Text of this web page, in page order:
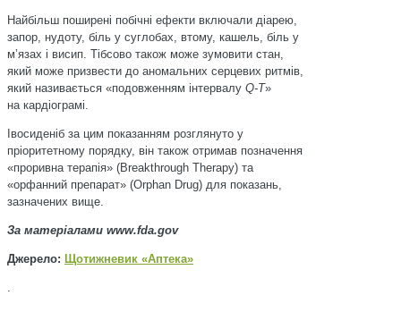
Найбільш поширені побічні ефекти включали діарею,
запор, нудоту, біль у суглобах, втому, кашель, біль у
м’язах і висип. Тібсово також може зумовити стан,
який може призвести до аномальних серцевих ритмів,
який називається «подовженням інтервалу Q-T»
на кардіограмі.
Івосиденіб за цим показанням розглянуто у
пріоритетному порядку, він також отримав позначення
«проривна терапія» (Breakthrough Therapy) та
«орфанний препарат» (Orphan Drug) для показань,
зазначених вище.
За матеріалами www.fda.gov
Джерело: Щотижневик «Аптека»